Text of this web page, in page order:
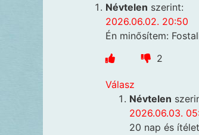
Névtelen szerint:
2026.06.02. 20:50
Én minősítem:
2
Válasz
Névtelen
2026.06.03.
20 nap és